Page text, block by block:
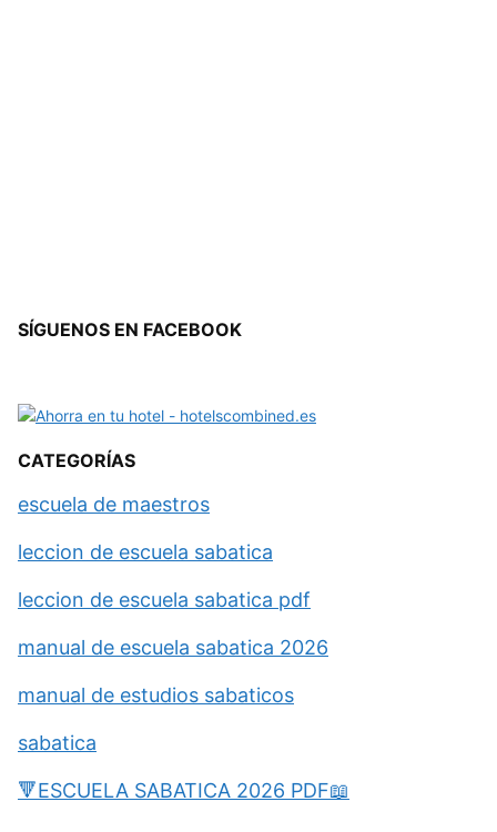
SÍGUENOS EN FACEBOOK
CATEGORÍAS
escuela de maestros
leccion de escuela sabatica
leccion de escuela sabatica pdf
manual de escuela sabatica 2026
manual de estudios sabaticos
sabatica
🔻ESCUELA SABATICA 2026 PDF📖